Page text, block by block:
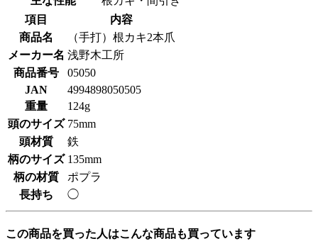
項目
内容
商品名
（手打）根カキ2本爪
メーカー名 浅野木工所
商品番号
05050
JAN
4994898050505
重量
124g
頭のサイズ 75mm
頭材質
鉄
柄のサイズ 135mm
柄の材質
ポプラ
長持ち
◯
この商品を買った人はこんな商品も買っています